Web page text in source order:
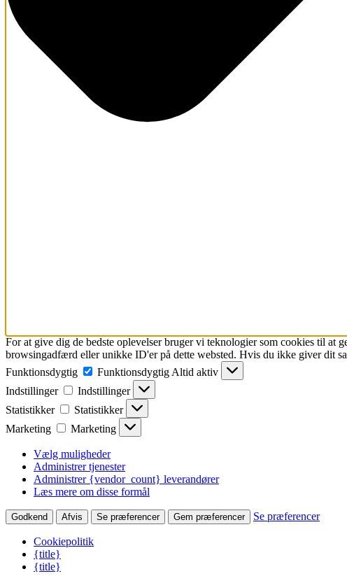
For at give dig de bedste oplevelser bruger vi teknologier som cookies til at
browsingadfærd eller unikke ID'er på dette websted. Hvis du ikke giver dit
Funktionsdygtig
Funktionsdygtig Altid aktiv
Indstillinger
Indstillinger
Statistikker
Statistikker
Marketing
Marketing
Vælg muligheder
Administrer tjenester
Administrer {vendor_count} leverandører
Læs mere om disse formål
Godkend Afvis Se præferencer Gem præferencer Se præferencer
Cookiepolitik
{title}
{title}